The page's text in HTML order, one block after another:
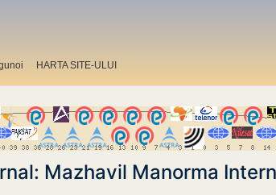
HARTA SITE-ULUI
Mazhavil Manorma